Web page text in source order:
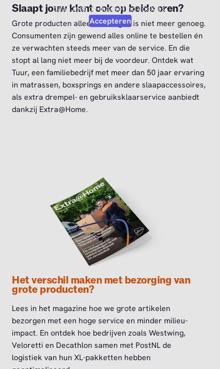
gaan met de marketing cookies.
Accepteren
Slaapt jouw klant ook op beide oren?
Grote producten alleen bezorgen is niet meer genoeg.
Consumenten zijn gewend alles online te bestellen én
ze verwachten steeds meer van de service. En die
stopt al lang niet meer bij de voordeur. Ontdek wat
Tuur, een familiebedrijf met meer dan 50 jaar ervaring
in matrassen, boxsprings en andere slaapaccessoires,
als extra drempel- en gebruiksklaarservice aanbiedt
dankzij Extra@Home.
Het verschil maken met bezorging van
grote producten?
Lees in het magazine hoe we grote artikelen
bezorgen met een hoge service en minder milieu-
impact. En ontdek hoe bedrijven zoals Westwing,
Veloretti en Decathlon samen met PostNL de
logistiek van hun XL-pakketten hebben